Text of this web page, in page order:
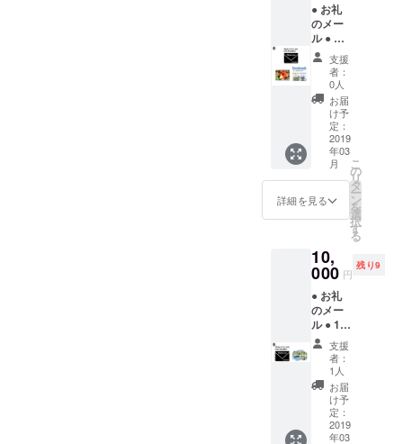
● お礼
のメー
ル ● ハ
イビス
カスの
写真集
（24
ペー
ジ）
Facebo
okコン
サル
（通話
で約1時
間）
支援
者：
0人
お届
け予
定：
2019
年03
月
詳細を見る
こ
の
リ
タ
ー
ン
を
選
択
す
る
10,
000 円
残り9
● お礼
のメー
ル ● 10
種類の
写真の
中から
写真を3
枚プレ
ゼント
支援
者：
1人
お届
け予
定：
2019
年03